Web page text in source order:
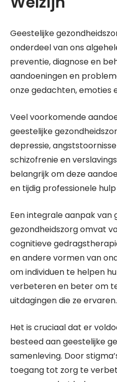
Geestelijke
onderdeel van ons
preventie, diagnose en
aandoeningen en
onze gedachten, emoties
Veel voorkomende
geestelijke
depressie,
schizofrenie en
belangrijk om deze
en tijdig professionele
Een integrale aanpak van
gezondheidszorg omvat
cognitieve
en andere vormen van
om individuen te helpen
verbeteren en beter om
uitdagingen die ze ervaren.
Het is cruciaal dat er
besteed aan geestelijke
samenleving. Door
toegang tot zorg te